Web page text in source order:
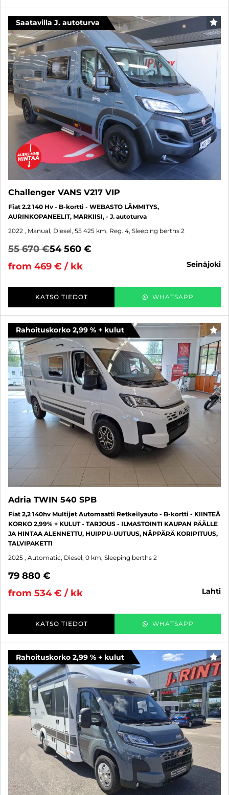
Saatavilla J. autoturva
Challenger VANS V217 VIP
Fiat 2.2 140 Hv - B-kortti - WEBASTO LÄMMITYS,
AURINKOPANEELIT, MARKIISI, - J. autoturva
2022 , Manual, Diesel, 55 425 km, Reg. 4, Sleeping berths 2
55 670 €54 560 €
from 469 € / kk
seinäjoki
KATSO TIEDOT WHATSAPP
Rahoituskorko 2,99 % + kulut
Adria TWIN 540 SPB
Fiat 2,2 140hv Multijet Automaatti Retkeilyauto - B-kortti - KIINTEÄ
KORKO 2,99% + KULUT - TARJOUS - ILMASTOINTI KAUPAN PÄÄLLE
JA HINTAA ALENNETTU, HUIPPU-UUTUUS, NÄPPÄRÄ KORIPITUUS,
TALVIPAKETTI
2025 , Automatic, Diesel, 0 km, Sleeping berths 2
79 880 €
from 534 € / kk
lahti
KATSO TIEDOT WHATSAPP
Rahoituskorko 2,99 % + kulut